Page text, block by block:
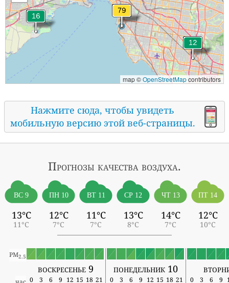
map ©OpenStreetMapcontributors
Нажмите сюда, чтобы увидеть
мобильную версию этой веб-страницы.
Прогнозы качества воздуха.
ВС 9
13°C
11°C
ПН 10
12°C
7°C
ВТ 11
11°C
7°C
СР 12
13°C
8°C
ЧТ 13
14°C
7°C
ПТ 14
12°C
10°C
PM2.5
воскресенье 9 понедельник 10
0 3 6 9 12 15 18 21 0 3 6 9 12 15 18 21 0 3 6 9